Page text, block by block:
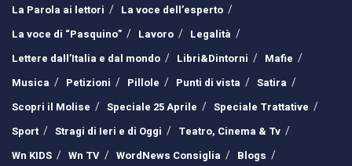
La Parola ai lettori
La voce dell’esperto
La voce di “Pasquino”
Lavoro
Legalità
Lettere dall’Italia e dal mondo
Libri&Dintorni
Mafie
Musica
Petizioni Pillole Punti di vista
Satira
Scopri il Molise
Speciale 25 Aprile
Speciale Trattative
Sport
Stragi di Ieri e di Oggi
Teatro, Cinema & Tv
Wn KIDS
Wn TV WordNews Consiglia
Blogs